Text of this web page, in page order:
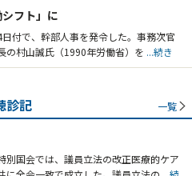
フト」に
付で、幹部人事を発令した。事務次官
の村山誠氏（1990年労働省）を ...続き
診記 一覧
別国会では、議員立法の改正医療的ケア